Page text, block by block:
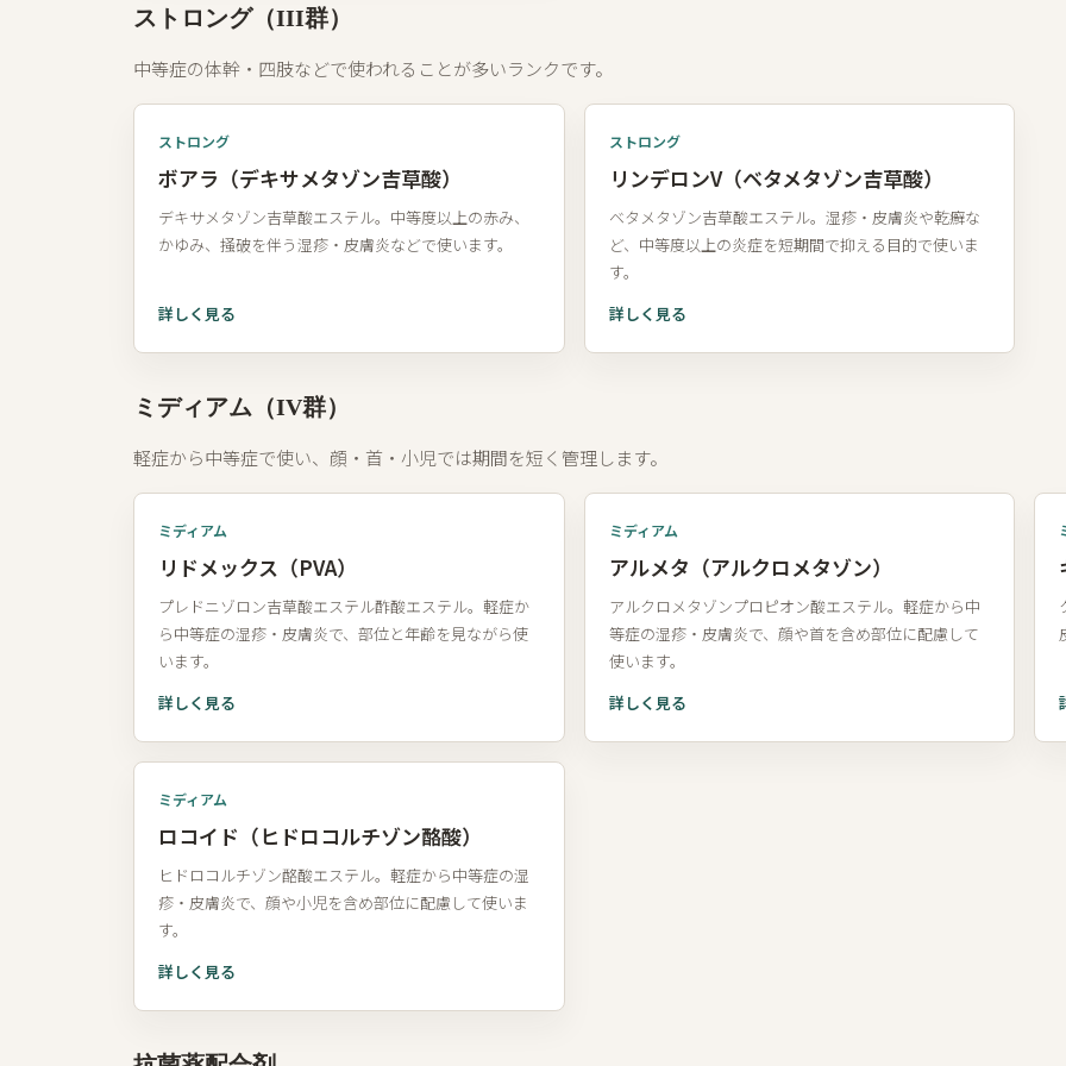
ストロング（III群）
中等症の体幹・四肢などで使われることが多いランクです。
ストロング
ボアラ（デキサメタゾン吉草酸）
デキサメタゾン吉草酸エステル。中等度以上の赤み、
かゆみ、掻破を伴う湿疹・皮膚炎などで使います。
詳しく見る
ストロング
リンデロンV（ベタメタゾン吉草酸）
ベタメタゾン吉草酸エステル。湿疹・皮膚炎や乾癬な
ど、中等度以上の炎症を短期間で抑える目的で使いま
す。
詳しく見る
ミディアム（IV群）
軽症から中等症で使い、顔・首・小児では期間を短く管理します。
ミディアム
リドメックス（PVA）
プレドニゾロン吉草酸エステル酢酸エステル。軽症か
ら中等症の湿疹・皮膚炎で、部位と年齢を見ながら使
います。
詳しく見る
ミディアム
アルメタ（アルクロメタゾン）
アルクロメタゾンプロピオン酸エステル。軽症から中
等症の湿疹・皮膚炎で、顔や首を含め部位に配慮して
使います。
詳しく見る
ミディアム
ロコイド（ヒドロコルチゾン酪酸）
ヒドロコルチゾン酪酸エステル。軽症から中等症の湿
疹・皮膚炎で、顔や小児を含め部位に配慮して使いま
す。
詳しく見る